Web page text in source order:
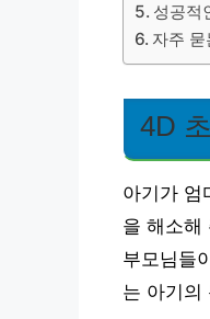
성공적
자주 묻
4D
아기가 엄
을 해소해
부모님들
는 아기의